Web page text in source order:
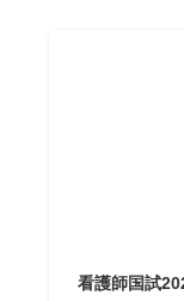
看護師国試